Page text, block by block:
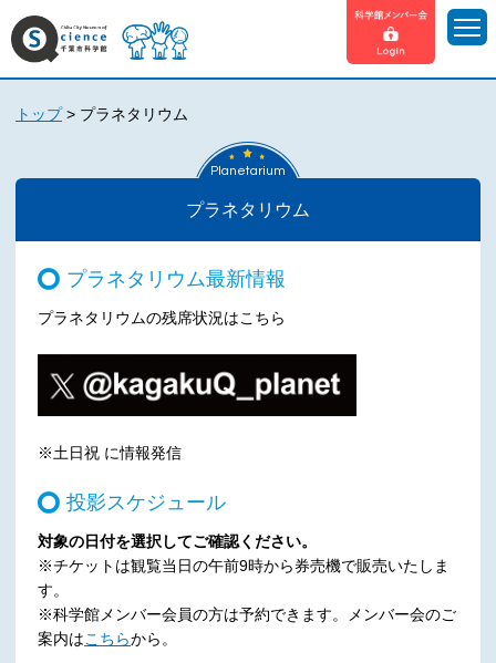
トップ> プラネタリウム
Planetarium
プラネタリウム
プラネタリウム最新情報
プラネタリウムの残席状況はこちら
※土日祝 に情報発信
投影スケジュール
対象の日付を選択してご確認ください。
※チケットは観覧当日の午前9時から券売機で販売いたしま
す。
※科学館メンバー会員の方は予約できます。メンバー会のご
案内はこちらから。